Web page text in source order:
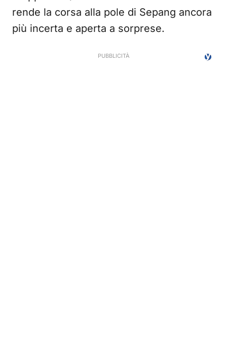
rende la corsa alla pole di Sepang ancora
più incerta e aperta a sorprese.